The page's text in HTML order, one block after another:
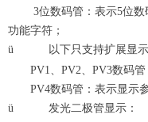
3位数码管：表示5位
功能字符；
ü
以下只支持扩展显示
PV1、PV2、PV3数码
PV4数码管：表示显示
ü
发光二极管显示：